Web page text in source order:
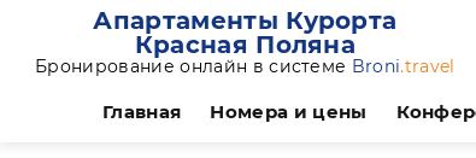
Апартаменты Курорта
Красная Поляна
Бронирование онлайн в системе Broni.travel
Главная Номера и цены